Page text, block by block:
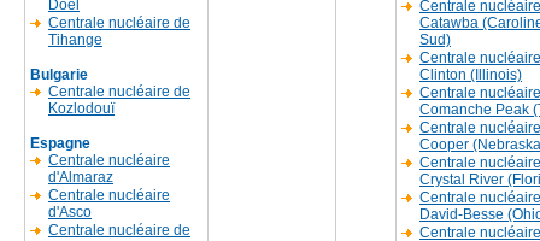
Doel
Centrale nucléaire de
Tihange
Bulgarie
Centrale nucléaire de
Kozlodouï
Espagne
Centrale nucléaire
d'Almaraz
Centrale nucléaire
d'Asco
Centrale nucléaire de
Centrale
Catawba
Sud)
Centrale
Clinton (Illinois)
Centrale
Comanche Peak
Centrale
Cooper
Centrale
Crystal River
Centrale
David-Besse
Centrale